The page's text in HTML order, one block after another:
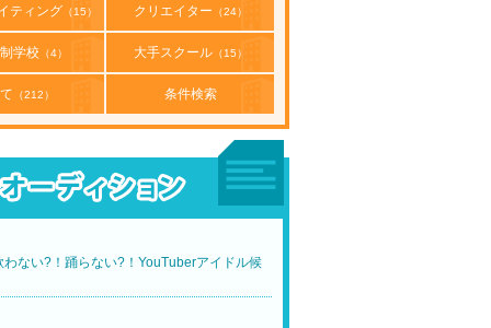
ティング （15） クリエイター （24）
学校（4） 大手スクール（15）
（212） 条件検索
わない?！踊らない?！YouTuberアイドル候